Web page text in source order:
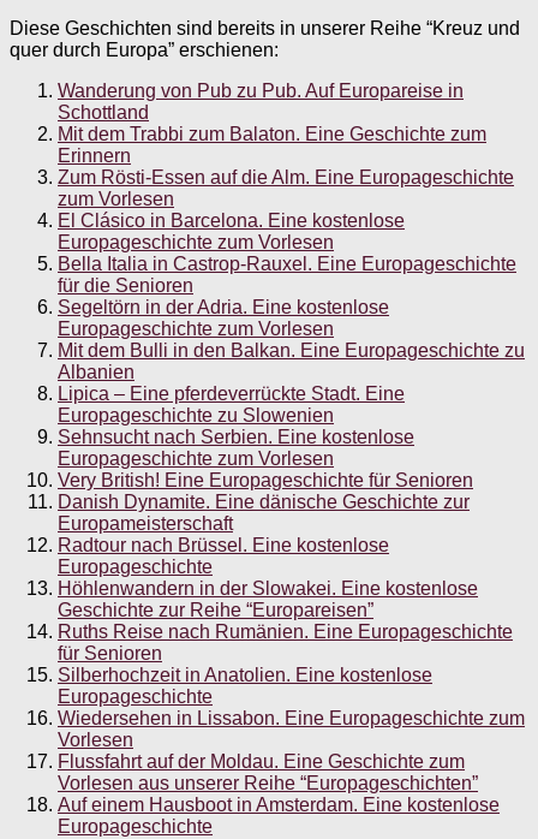
Diese Geschichten sind bereits in unserer Reihe “Kreuz und
quer durch Europa” erschienen:
Wanderung von Pub zu Pub. Auf Europareise in
Schottland
Mit dem Trabbi zum Balaton. Eine Geschichte zum
Erinnern
Zum Rösti-Essen auf die Alm. Eine Europageschichte
zum Vorlesen
El Clásico in Barcelona. Eine kostenlose
Europageschichte zum Vorlesen
Bella Italia in Castrop-Rauxel. Eine Europageschichte
für die Senioren
Segeltörn in der Adria. Eine kostenlose
Europageschichte zum Vorlesen
Mit dem Bulli in den Balkan. Eine Europageschichte zu
Albanien
Lipica – Eine pferdeverrückte Stadt. Eine
Europageschichte zu Slowenien
Sehnsucht nach Serbien. Eine kostenlose
Europageschichte zum Vorlesen
Very British! Eine Europageschichte für Senioren
Danish Dynamite. Eine dänische Geschichte zur
Europameisterschaft
Radtour nach Brüssel. Eine kostenlose
Europageschichte
Höhlenwandern in der Slowakei. Eine kostenlose
Geschichte zur Reihe “Europareisen”
Ruths Reise nach Rumänien. Eine Europageschichte
für Senioren
Silberhochzeit in Anatolien. Eine kostenlose
Europageschichte
Wiedersehen in Lissabon. Eine Europageschichte zum
Vorlesen
Flussfahrt auf der Moldau. Eine Geschichte zum
Vorlesen aus unserer Reihe “Europageschichten”
Auf einem Hausboot in Amsterdam. Eine kostenlose
Europageschichte